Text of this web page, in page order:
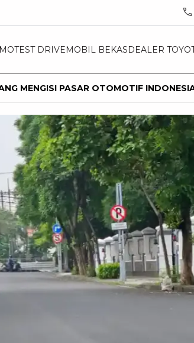
TEST DRIVEMOBIL BEKASDEALER
MENGISI PASAR OTOMOTIF